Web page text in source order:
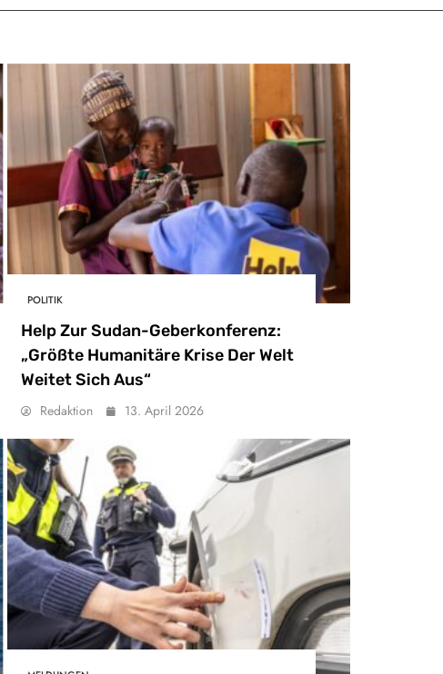
POLITIK
Help Zur Sudan-Geberkonferenz:
„Größte Humanitäre Krise Der Welt
Weitet Sich Aus“
Redaktion 13. April 2026